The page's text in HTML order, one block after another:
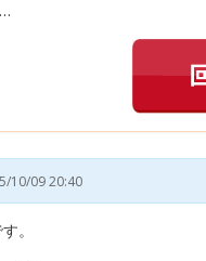
10/09 20:40
。